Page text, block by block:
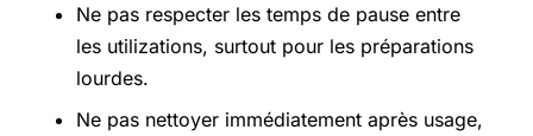
Ne pas respecter les temps de pause entre
les utilizations, surtout pour les préparations
lourdes.
Ne pas nettoyer immédiatement après usage,